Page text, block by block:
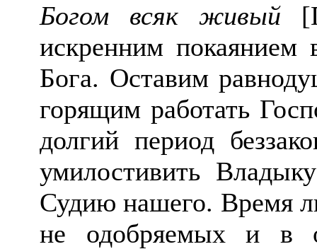
Богом всяк живый
искренним покаянием
Бога. Оставим
горящим работать
долгий период
умилостивить
Судию нашего. Время
не одобряемых и в